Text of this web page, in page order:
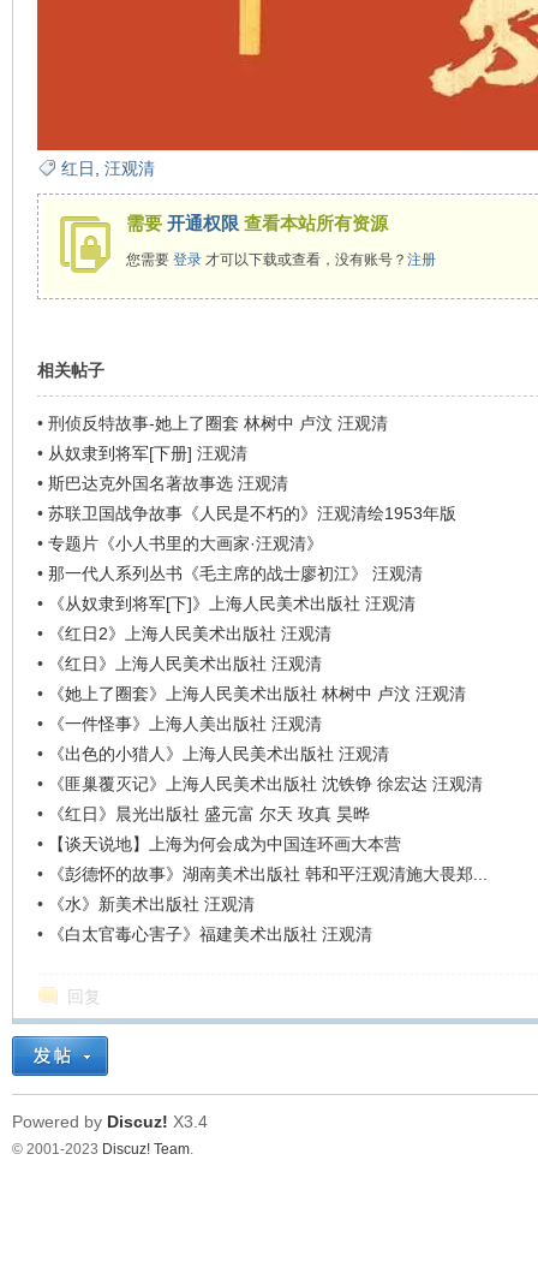
红日 汪观清
需要 开通权限 查看本站所有资源
您需要 登录才可以下载或查看，没有账号？ 注册
相关帖子
• 刑侦反特故事-她上了圈套 林树中 卢汶 汪观清
• 从奴隶到将军[下册] 汪观清
• 斯巴达克外国名著故事选 汪观清
• 苏联卫国战争故事《人民是不朽的》汪观清绘1953年版
• 专题片《小人书里的大画家·汪观清》
• 那一代人系列丛书《毛主席的战士廖初江》 汪观清
•
《从奴隶到将军[下]》上海人民美术出版社 汪观清
•
《红日2》上海人民美术出版社 汪观清
•
《红日》上海人民美术出版社 汪观清
•
《她上了圈套》上海人民美术出版社 林树中 卢汶 汪观清
•
《一件怪事》上海人美出版社 汪观清
•
《出色的小猎人》上海人民美术出版社 汪观清
•
《匪巢覆灭记》上海人民美术出版社 沈铁铮 徐宏达 汪观清
•
《红日》晨光出版社 盛元富 尔天 玫真 昊晔
•
【谈天说地】上海为何会成为中国连环画大本营
•
《彭德怀的故事》湖南美术出版社 韩和平汪观清施大畏郑...
•
《水》新美术出版社 汪观清
•
《白太官毒心害子》福建美术出版社 汪观清
回复
Powered by Discuz! X3.4
© 2001-2023 Discuz! Team.